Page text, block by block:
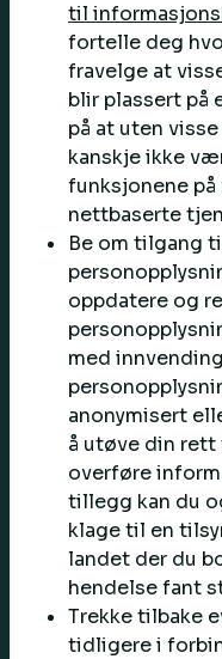
til
fortelle deg
fravelge at
blir plassert på
på at uten
kanskje ikke
funksjonene
nettbaserte
Be om tilgang
oppdatere og
med
anonymisert
å utøve din
overføre
tillegg kan du
klage til en
landet der du
hendelse fant
Trekke tilbake
tidligere i